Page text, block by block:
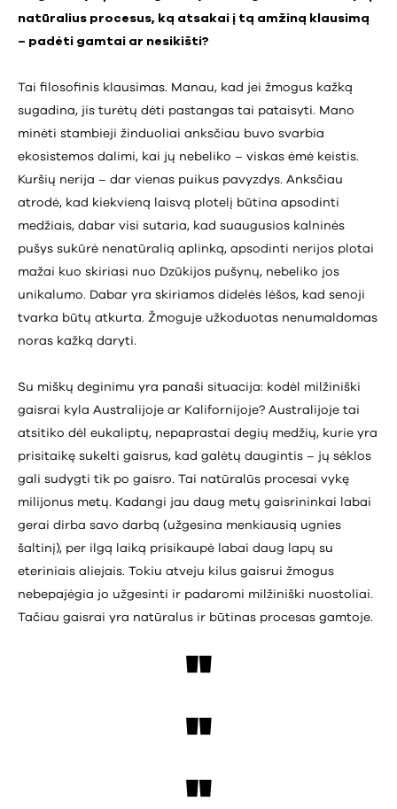
natūralius procesus, ką atsakai į tą amžiną klausimą
– padėti gamtai ar nesikišti?
Tai filosofinis klausimas. Manau, kad jei žmogus kažką
sugadina, jis turėtų dėti pastangas tai pataisyti. Mano
minėti stambieji žinduoliai anksčiau buvo svarbia
ekosistemos dalimi, kai jų nebeliko – viskas ėmė keistis.
Kuršių nerija – dar vienas puikus pavyzdys. Anksčiau
atrodė, kad kiekvieną laisvą plotelį būtina apsodinti
medžiais, dabar visi sutaria, kad suaugusios kalninės
pušys sukūrė nenatūralią aplinką, apsodinti nerijos plotai
mažai kuo skiriasi nuo Dzūkijos pušynų, nebeliko jos
unikalumo. Dabar yra skiriamos didelės lėšos, kad senoji
tvarka būtų atkurta. Žmoguje užkoduotas nenumaldomas
noras kažką daryti.
Su miškų deginimu yra panaši situacija: kodėl milžiniški
gaisrai kyla Australijoje ar Kalifornijoje? Australijoje tai
atsitiko dėl eukaliptų, nepaprastai degių medžių, kurie yra
prisitaikę sukelti gaisrus, kad galėtų daugintis – jų sėklos
gali sudygti tik po gaisro. Tai natūralūs procesai vykę
milijonus metų. Kadangi jau daug metų gaisrininkai labai
gerai dirba savo darbą (užgesina menkiausią ugnies
šaltinį), per ilgą laiką prisikaupė labai daug lapų su
eteriniais aliejais. Tokiu atveju kilus gaisrui žmogus
nebepajėgia jo užgesinti ir padaromi milžiniški nuostoliai.
Tačiau gaisrai yra natūralus ir būtinas procesas gamtoje.